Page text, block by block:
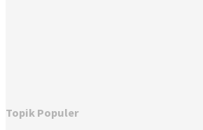
Topik Populer